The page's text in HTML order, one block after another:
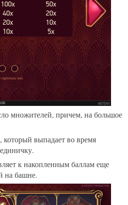
множителей, причем, на большое
выпадает во время
к накопленным баллам еще
на башне.